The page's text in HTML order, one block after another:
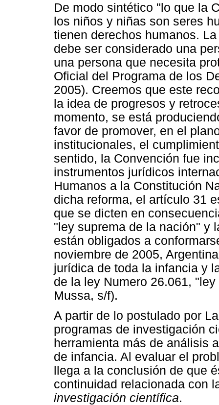
De modo sintético "lo que la
los niños y niñas son seres
tienen derechos humanos.
debe ser considerado una
una persona que necesita
Oficial del Programa de los
2005). Creemos que este
la idea de progresos y
momento, se está
favor de promover, en el
institucionales, el
sentido, la Convención fue
instrumentos jurídicos
Humanos a la Constitución
dicha reforma, el artículo 31
que se dicten en
"ley suprema de la nación" y
están obligados a
noviembre de 2005,
jurídica de toda la infancia y
de la ley Numero 26.061,
Mussa, s/f).
A partir de lo postulado por
programas de investigación
herramienta más de análisis
de infancia. Al evaluar el
llega a la conclusión de que
continuidad relacionada con
investigación científica.